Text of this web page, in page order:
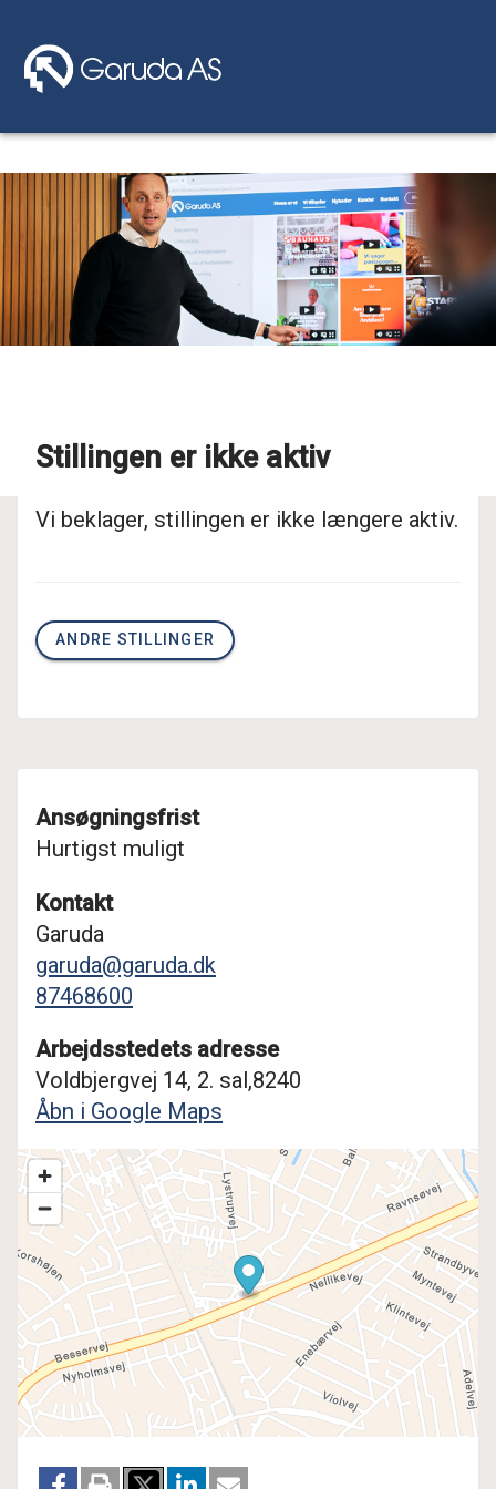
Stillingen er ikke aktiv
Vi beklager, stillingen er ikke længere aktiv.
ANDRE STILLINGER
Ansøgningsfrist
Hurtigst muligt
Kontakt
Garuda
garuda@garuda.dk
87468600
Arbejdsstedets adresse
Voldbjergvej 14, 2. sal,8240
Åbn i Google Maps